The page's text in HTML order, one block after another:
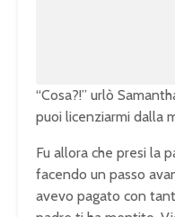
“Cosa?!” urlò
puoi licenziarmi dalla
Fu allora che presi la
facendo un passo
avevo pagato con